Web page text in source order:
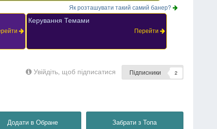
Як розташувати такий самий банер?
Керування Темами
Перейти
Увійдіть, щоб підписатися Підписники 2
Забрати з Топа
Додати в Обране